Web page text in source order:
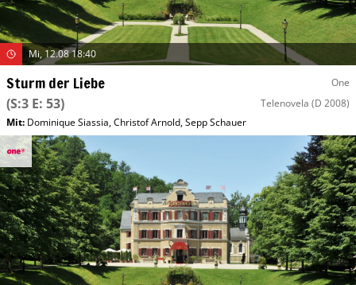
Mi, 12.08 18:40
Sturm der Liebe One
(S:3 E: 53) Telenovela (D 2008)
Mit: Dominique Siassia,Christof Arnold,Sepp Schauer